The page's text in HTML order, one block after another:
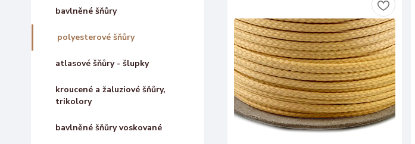
bavlněné šňůry
polyesterové šňůry
atlasové šňůry - šlupky
kroucené a žaluziové šňůry,
trikolory
bavlněné šňůry voskované